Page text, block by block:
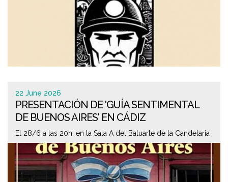
22 June 2026
PRESENTACIÓN DE 'GUÍA SENTIMENTAL
DE BUENOS AIRES' EN CÁDIZ
El 28/6 a las 20h. en la Sala A del Baluarte de la Candelaria